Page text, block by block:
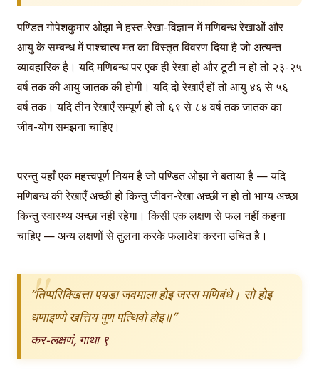
पण्डित गोपेशकुमार ओझा ने हस्त-रेखा-विज्ञान में मणिबन्ध रेखाओं और
आयु के सम्बन्ध में पाश्चात्य मत का विस्तृत विवरण दिया है जो अत्यन्त
व्यावहारिक है। यदि मणिबन्ध पर एक ही रेखा हो और टूटी न हो तो २३-२५
वर्ष तक की आयु जातक की होगी। यदि दो रेखाएँ हों तो आयु ४६ से ५६
वर्ष तक। यदि तीन रेखाएँ सम्पूर्ण हों तो ६९ से ८४ वर्ष तक जातक का
जीव-योग समझना चाहिए।
परन्तु यहाँ एक महत्त्वपूर्ण नियम है जो पण्डित ओझा ने बताया है — यदि
मणिबन्ध की रेखाएँ अच्छी हों किन्तु जीवन-रेखा अच्छी न हो तो भाग्य अच्छा
किन्तु स्वास्थ्य अच्छा नहीं रहेगा। किसी एक लक्षण से फल नहीं कहना
चाहिए — अन्य लक्षणों से तुलना करके फलादेश करना उचित है।
“तिप्परिक्खित्ता पयडा जवमाला होइ जस्स मणिबंधे। सो होइ
धणाइण्णे खत्तिय पुण पत्थिवो होइ॥”
कर-लक्षणं, गाथा ९